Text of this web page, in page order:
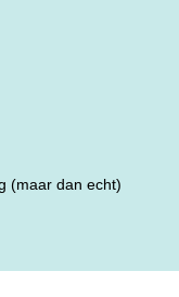
(maar dan echt)